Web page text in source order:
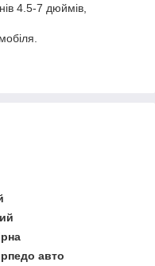
4.5-7 дюймів,
авто